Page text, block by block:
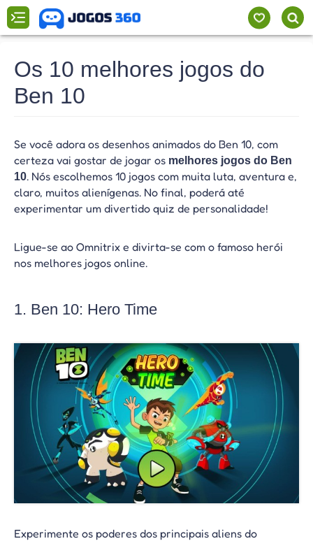
Os 10 melhores jogos do
Ben 10
Se você adora os desenhos animados do Ben 10, com
certeza vai gostar de jogar os melhores jogos do Ben
10. Nós escolhemos 10 jogos com muita luta, aventura e,
claro, muitos alienígenas. No final, poderá até
experimentar um divertido quiz de personalidade!
Ligue-se ao Omnitrix e divirta-se com o famoso herói
nos melhores jogos online.
1. Ben 10: Hero Time
Experimente os poderes dos principais aliens do